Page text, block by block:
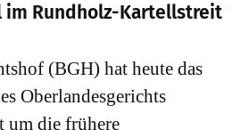
im Rundholz-Kartellstreit
(BGH) hat heute das
Oberlandesgerichts
um die frühere